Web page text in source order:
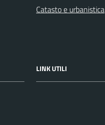
Catasto e urbanistica
LINK UTILI